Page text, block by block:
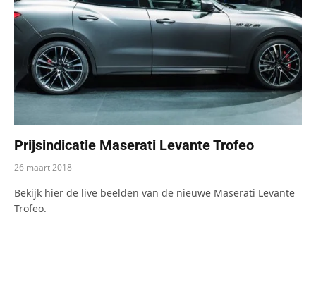
Prijsindicatie Maserati Levante Trofeo
26 maart 2018
Bekijk hier de live beelden van de nieuwe Maserati Levante
Trofeo.